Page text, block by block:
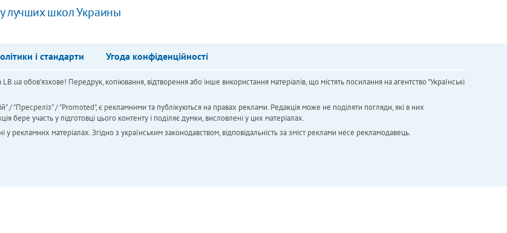
лучших школ Украины
і стандарти Угода конфіденційності
обов'язкове! Передрук, копіювання, відтворення або інше використання матеріалів, що містять посилання на агентство "Українськi
/ "Пресреліз" / "Promoted", є рекламними та публікуються на правах реклами. Редакція може не поділяти погляди, які в них
участь у підготовці цього контенту і поділяє думки, висловлені у цих матеріалах.
рекламних матеріалах. Згідно з українським законодавством, відповідальність за зміст реклами несе рекламодавець.